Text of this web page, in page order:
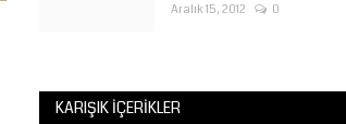
Aralık 15, 2012 0
KARIŞIK İÇERIKLER